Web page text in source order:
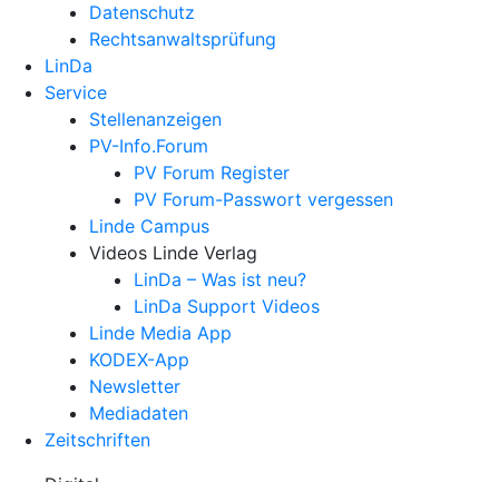
Datenschutz
Rechtsanwalts­prüfung
LinDa
Service
Stellenanzeigen
PV-Info.Forum
PV Forum Register
PV Forum-Passwort vergessen
Linde Campus
Videos Linde Verlag
LinDa – Was ist neu?
LinDa Support Videos
Linde Media App
KODEX-App
Newsletter
Mediadaten
Zeitschriften